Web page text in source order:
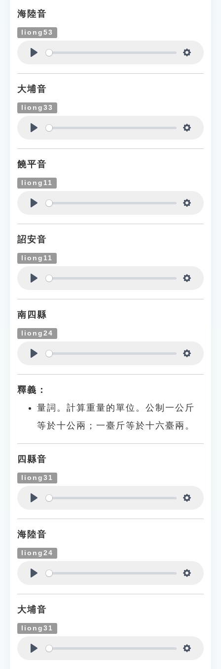
海陸音
liong53
大埔音
liong33
饒平音
liong11
詔安音
liong11
南四縣
liong24
釋義：
量詞。計算重量的單位。公制一公斤
等於十公兩；一臺斤等於十六臺兩。
四縣音
liong31
海陸音
liong24
大埔音
liong31